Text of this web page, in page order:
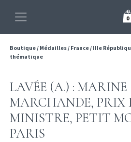
0
Boutique/ Médailles/ France/ IIIe
thématique
LAVÉE (A.) : MARINE
MARCHANDE, PRIX
MINISTRE, PETIT
PARIS